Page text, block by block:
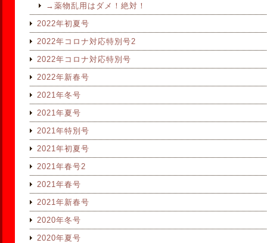
→薬物乱用はダメ！絶対！
2022年初夏号
2022年コロナ対応特別号2
2022年コロナ対応特別号
2022年新春号
2021年冬号
2021年夏号
2021年特別号
2021年初夏号
2021年春号2
2021年春号
2021年新春号
2020年冬号
2020年夏号